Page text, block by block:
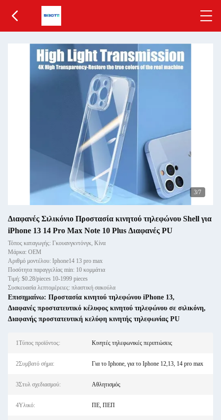
4/7
Διαφανές Σιλικόνιο Προστασία κινητού τηλεφώνου Shell για
iPhone 13 14 Pro Max Note 10 Plus Διαφανές PU
Τόπος καταγωγής: Γκουανγκντόνγκ, Κίνα
Μάρκα: OEM
Αριθμό μοντέλου: Iphone14 13 pro max
Ποσότητα παραγγελίας min: 10 κομμάτια
Τιμή: $0.28/pieces 10-1999 pieces
Συσκευασία λεπτομέρειες: πλαστική σακούλα
Επισημαίνω: Προστασία κινητού τηλεφώνου iPhone 13,
Διαφανές προστατευτικό κέλυφος κινητού τηλεφώνου σε σιλικόνη,
Διαφανής προστατευτική κελύφη κινητής τηλεφωνίας PU
1Τύπος προϊόντος: Κινητές τηλεφωνικές περιπτώσεις
2Συμβατό σήμα: Για το Iphone, για το Iphone 12,13, 14 pro max
3Στυλ σχεδιασμού: Αθλητισμός
4Υλικό: ΠΕ, ΠΕΠ